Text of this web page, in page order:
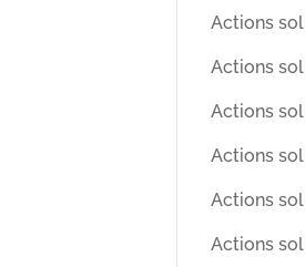
Actions
Actions
Actions
Actions
Actions
Actions